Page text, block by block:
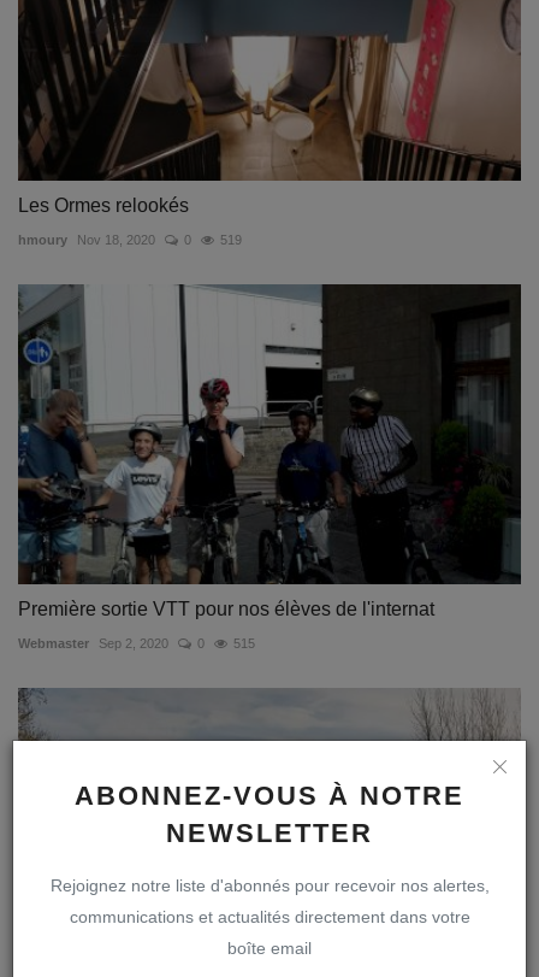
ABONNEZ-VOUS À NOTRE
NEWSLETTER
Rejoignez notre liste d'abonnés pour recevoir nos alertes,
communications et actualités directement dans votre
boîte email
Les Ormes relookés
hmoury Nov 18, 2020 0 519
Première sortie VTT pour nos élèves de l'internat
Webmaster Sep 2, 2020 0 515